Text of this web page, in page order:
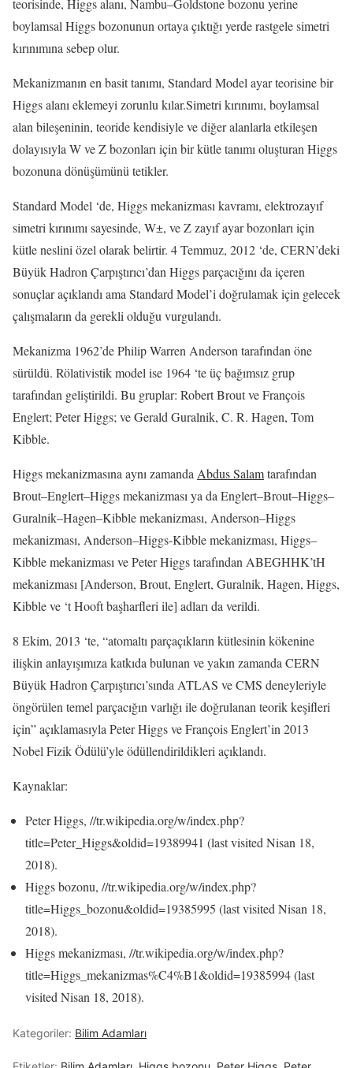
teorisinde, Higgs alanı, Nambu–Goldstone bozonu yerine
boylamsal Higgs bozonunun ortaya çıktığı yerde rastgele simetri
kırınımına sebep olur.
Mekanizmanın en basit tanımı, Standard Model ayar teorisine bir
Higgs alanı eklemeyi zorunlu kılar.Simetri kırınımı, boylamsal
alan bileşeninin, teoride kendisiyle ve diğer alanlarla etkileşen
dolayısıyla W ve Z bozonları için bir kütle tanımı oluşturan Higgs
bozonuna dönüşümünü tetikler.
Standard Model ‘de, Higgs mekanizması kavramı, elektrozayıf
simetri kırınımı sayesinde, W±, ve Z zayıf ayar bozonları için
kütle neslini özel olarak belirtir. 4 Temmuz, 2012 ‘de, CERN’deki
Büyük Hadron Çarpıştırıcı’dan Higgs parçacığını da içeren
sonuçlar açıklandı ama Standard Model’i doğrulamak için gelecek
çalışmaların da gerekli olduğu vurgulandı.
Mekanizma 1962’de Philip Warren Anderson tarafından öne
sürüldü. Rölativistik model ise 1964 ‘te üç bağımsız grup
tarafından geliştirildi. Bu gruplar: Robert Brout ve François
Englert; Peter Higgs; ve Gerald Guralnik, C. R. Hagen, Tom
Kibble.
Higgs mekanizmasına aynı zamanda Abdus Salamtarafından
Brout–Englert–Higgs mekanizması ya da Englert–Brout–Higgs–
Guralnik–Hagen–Kibble mekanizması, Anderson–Higgs
mekanizması, Anderson–Higgs-Kibble mekanizması, Higgs–
Kibble mekanizması ve Peter Higgs tarafından ABEGHHK’tH
mekanizması [Anderson, Brout, Englert, Guralnik, Hagen, Higgs,
Kibble ve ‘t Hooft başharfleri ile] adları da verildi.
8 Ekim, 2013 ‘te, “atomaltı parçaçıkların kütlesinin kökenine
ilişkin anlayışımıza katkıda bulunan ve yakın zamanda CERN
Büyük Hadron Çarpıştırıcı’sında ATLAS ve CMS deneyleriyle
öngörülen temel parçacığın varlığı ile doğrulanan teorik keşifleri
için” açıklamasıyla Peter Higgs ve François Englert’in 2013
Nobel Fizik Ödülü’yle ödüllendirildikleri açıklandı.
Kaynaklar:
Peter Higgs, //tr.wikipedia.org/w/index.php?
title=Peter_Higgs&oldid=19389941 (last visited Nisan 18,
2018).
Higgs bozonu, //tr.wikipedia.org/w/index.php?
title=Higgs_bozonu&oldid=19385995 (last visited Nisan 18,
2018).
Higgs mekanizması, //tr.wikipedia.org/w/index.php?
title=Higgs_mekanizmas%C4%B1&oldid=19385994 (last
visited Nisan 18, 2018).
Kategoriler: Bilim Adamları